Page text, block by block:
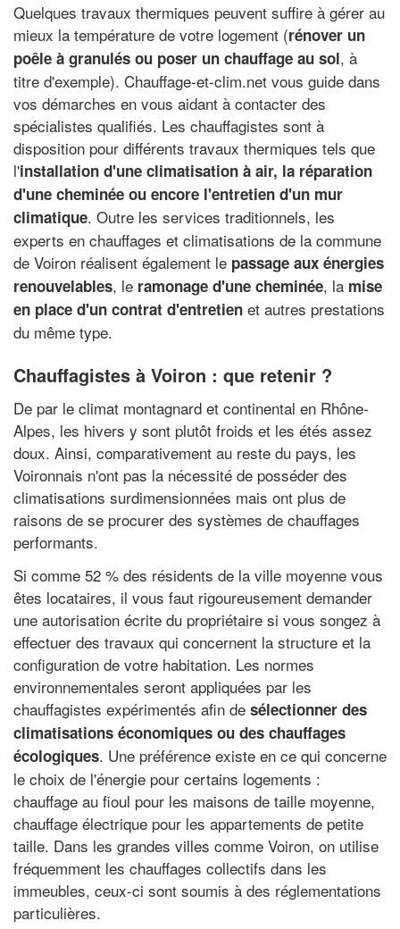
Quelques travaux thermiques peuvent suffire à gérer au
mieux la température de votre logement (rénover un
poêle à granulés ou poser un chauffage au sol, à
titre d'exemple). Chauffage-et-clim.net vous guide dans
vos démarches en vous aidant à contacter des
spécialistes qualifiés. Les chauffagistes sont à
disposition pour différents travaux thermiques tels que
l'installation d'une climatisation à air, la réparation
d'une cheminée ou encore l'entretien d'un mur
climatique. Outre les services traditionnels, les
experts en chauffages et climatisations de la commune
de Voiron réalisent également le passage aux énergies
renouvelables, le ramonage d'une cheminée, la mise
en place d'un contrat d'entretien et autres prestations
du même type.
Chauffagistes à Voiron : que retenir ?
De par le climat montagnard et continental en Rhône-
Alpes, les hivers y sont plutôt froids et les étés assez
doux. Ainsi, comparativement au reste du pays, les
Voironnais n'ont pas la nécessité de posséder des
climatisations surdimensionnées mais ont plus de
raisons de se procurer des systèmes de chauffages
performants.
Si comme 52 % des résidents de la ville moyenne vous
êtes locataires, il vous faut rigoureusement demander
une autorisation écrite du propriétaire si vous songez à
effectuer des travaux qui concernent la structure et la
configuration de votre habitation. Les normes
environnementales seront appliquées par les
chauffagistes expérimentés afin de sélectionner des
climatisations économiques ou des chauffages
écologiques. Une préférence existe en ce qui concerne
le choix de l'énergie pour certains logements :
chauffage au fioul pour les maisons de taille moyenne,
chauffage électrique pour les appartements de petite
taille. Dans les grandes villes comme Voiron, on utilise
fréquemment les chauffages collectifs dans les
immeubles, ceux-ci sont soumis à des réglementations
particulières.